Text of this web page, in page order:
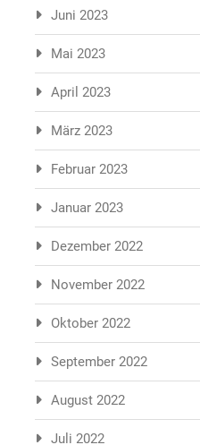
Juni 2023
Mai 2023
April 2023
März 2023
Februar 2023
Januar 2023
Dezember 2022
November 2022
Oktober 2022
September 2022
August 2022
Juli 2022